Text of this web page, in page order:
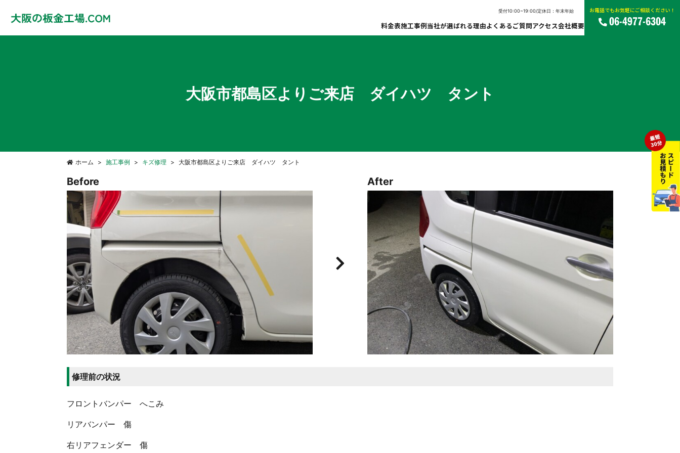
受付10:00~19:00/定休日：年末年始
料金表施工事例当社が選ばれる理由よくあるご質問アクセス会社概要
お電話でもお気軽にご相談ください！
06-4977-6304
大阪市都島区よりご来店 ダイハツ タント
ホーム 施工事例 キズ修理 大阪市都島区よりご来店 ダイハツ タント
Before After
修理前の状況
フロントバンパー へこみ
リアバンパー 傷
右リアフェンダー 傷